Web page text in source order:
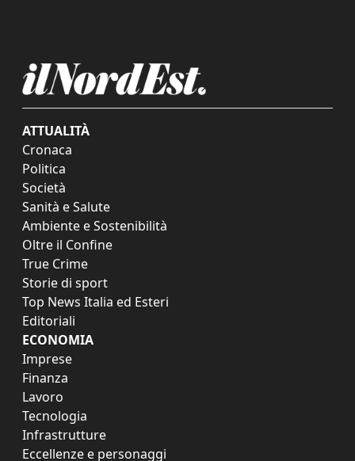
ATTUALITÀ
Cronaca
Politica
Società
Sanità e Salute
Ambiente e Sostenibilità
Oltre il Confine
True Crime
Storie di sport
Top News Italia ed Esteri
Editoriali
ECONOMIA
Imprese
Finanza
Lavoro
Tecnologia
Infrastrutture
Eccellenze e personaggi